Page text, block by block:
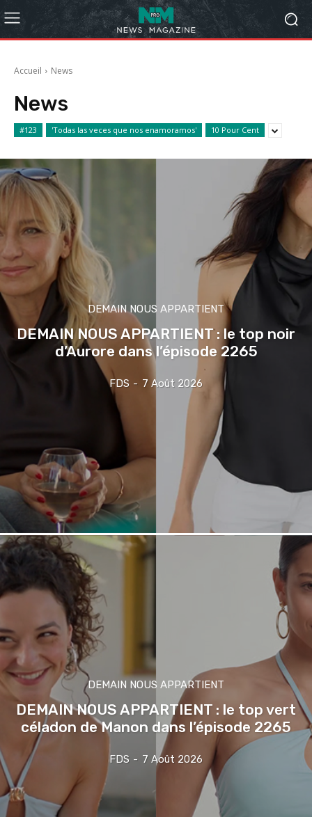
Accueil News
News
#123 'Todas las veces que nos enamoramos' 10 Pour Cent
DEMAIN NOUS APPARTIENT
DEMAIN NOUS APPARTIENT : le top noir
d’Aurore dans l’épisode 2265
FDS - 7 Août 2026
DEMAIN NOUS APPARTIENT
DEMAIN NOUS APPARTIENT : le top vert
céladon de Manon dans l’épisode 2265
FDS - 7 Août 2026